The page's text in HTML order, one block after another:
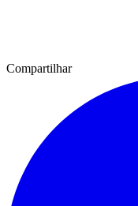
Compartilhar